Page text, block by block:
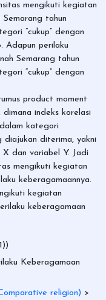
mengikuti kegiatan
tahun
“cukup” dengan
Adapun perilaku
Semarang tahun
“cukup” dengan
product moment
indeks korelasi
kategori
diterima, yakni
dan variabel Y. Jadi
mengikuti kegiatan
keberagamaannya.
kegiatan
keberagamaan
Keberagamaan
religion) >